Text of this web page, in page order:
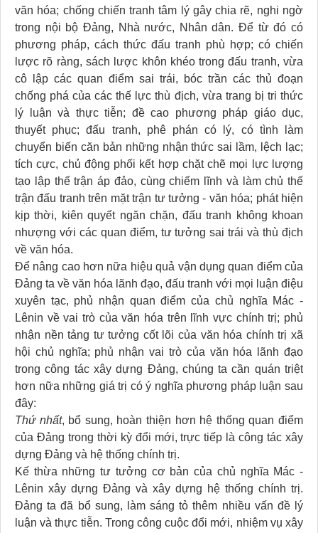
văn hóa; chống chiến tranh tâm lý gây chia rẽ, nghi ngờ
trong nội bộ Đảng, Nhà nước, Nhân dân. Để từ đó có
phương pháp, cách thức đấu tranh phù hợp; có chiến
lược rõ ràng, sách lược khôn khéo trong đấu tranh, vừa
cô lập các quan điểm sai trái, bóc trần các thủ đoạn
chống phá của các thế lực thù địch, vừa trang bị tri thức
lý luận và thực tiễn; đề cao phương pháp giáo dục,
thuyết phục; đấu tranh, phê phán có lý, có tình làm
chuyển biến căn bản những nhận thức sai lầm, lệch lạc;
tích cực, chủ động phối kết hợp chặt chẽ mọi lực lượng
tạo lập thế trận áp đảo, cùng chiếm lĩnh và làm chủ thế
trận đấu tranh trên mặt trận tư tưởng - văn hóa; phát hiện
kịp thời, kiên quyết ngăn chặn, đấu tranh không khoan
nhượng với các quan điểm, tư tưởng sai trái và thù địch
về văn hóa.
Để nâng cao hơn nữa hiệu quả vận dụng quan điểm của
Đảng ta về văn hóa lãnh đạo, đấu tranh với mọi luận điệu
xuyên tạc, phủ nhận quan điểm của chủ nghĩa Mác -
Lênin về vai trò của văn hóa trên lĩnh vực chính trị; phủ
nhận nền tảng tư tưởng cốt lõi của văn hóa chính trị xã
hội chủ nghĩa; phủ nhận vai trò của văn hóa lãnh đạo
trong công tác xây dựng Đảng, chúng ta cần quán triệt
hơn nữa những giá trị có ý nghĩa phương pháp luận sau
đây:
Thứ nhất, bổ sung, hoàn thiện hơn hệ thống quan điểm
của Đảng trong thời kỳ đổi mới, trực tiếp là công tác xây
dựng Đảng và hệ thống chính trị.
Kế thừa những tư tưởng cơ bản của chủ nghĩa Mác -
Lênin xây dựng Đảng và xây dựng hệ thống chính trị.
Đảng ta đã bổ sung, làm sáng tỏ thêm nhiều vấn đề lý
luận và thực tiễn. Trong công cuộc đổi mới, nhiệm vụ xây